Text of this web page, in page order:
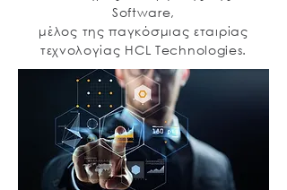
Software,
μέλος της παγκόσμιας εταιρίας
τεχνολογίας HCL Technologies.